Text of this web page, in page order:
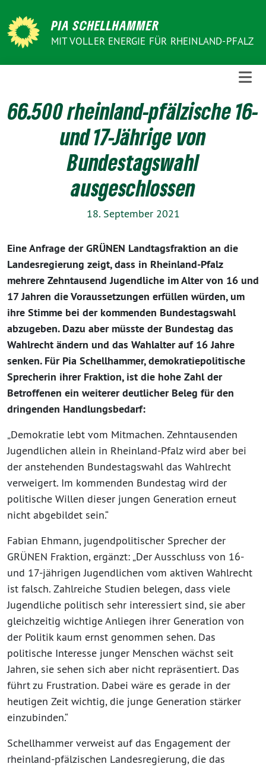
zum
Inhalt
PIA SCHELLHAMMER
MIT VOLLER ENERGIE FÜR RHEINLAND-PFALZ
66.500 rheinland-pfälzische 16-
und 17-Jährige von
Bundestagswahl
ausgeschlossen
18. September 2021
Eine Anfrage der GRÜNEN Landtagsfraktion an die
Landesregierung zeigt, dass in Rheinland-Pfalz
mehrere Zehntausend Jugendliche im Alter von 16 und
17 Jahren die Voraussetzungen erfüllen würden, um
ihre Stimme bei der kommenden Bundestagswahl
abzugeben. Dazu aber müsste der Bundestag das
Wahlrecht ändern und das Wahlalter auf 16 Jahre
senken. Für Pia Schellhammer, demokratiepolitische
Sprecherin ihrer Fraktion, ist die hohe Zahl der
Betroffenen ein weiterer deutlicher Beleg für den
dringenden Handlungsbedarf:
„Demokratie lebt vom Mitmachen. Zehntausenden
Jugendlichen allein in Rheinland-Pfalz wird aber bei
der anstehenden Bundestagswahl das Wahlrecht
verweigert. Im kommenden Bundestag wird der
politische Willen dieser jungen Generation erneut
nicht abgebildet sein.“
Fabian Ehmann, jugendpolitischer Sprecher der
GRÜNEN Fraktion, ergänzt: „Der Ausschluss von 16-
und 17-jährigen Jugendlichen vom aktiven Wahlrecht
ist falsch. Zahlreiche Studien belegen, dass viele
Jugendliche politisch sehr interessiert sind, sie aber
gleichzeitig wichtige Anliegen ihrer Generation von
der Politik kaum ernst genommen sehen. Das
politische Interesse junger Menschen wächst seit
Jahren, sie sehen sich aber nicht repräsentiert. Das
führt zu Frustration. Dabei wäre es gerade in der
heutigen Zeit wichtig, die junge Generation stärker
einzubinden.“
Schellhammer verweist auf das Engagement der
rheinland-pfälzischen Landesregierung, die das